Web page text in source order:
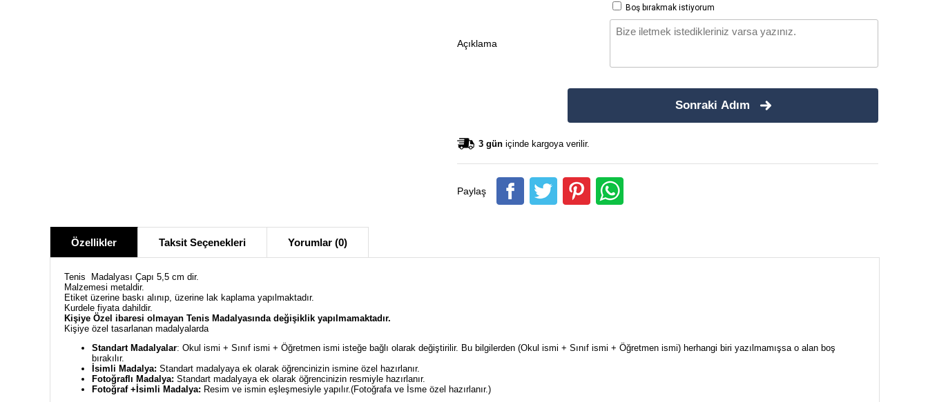
Boş bırakmak istiyorum
Açıklama
Sonraki Adım
3 gün içinde kargoya verilir.
Paylaş
Özellikler Taksit Seçenekleri Yorumlar (0)
Tenis Madalyası Çapı 5,5 cm dir.
Malzemesi metaldir.
Etiket üzerine baskı alınıp, üzerine lak kaplama yapılmaktadır.
Kurdele fiyata dahildir.
Kişiye Özel ibaresi olmayan Tenis Madalyasında değişiklik yapılmamaktadır.
Kişiye özel tasarlanan madalyalarda
Standart Madalyalar: Okul ismi + Sınıf ismi + Öğretmen ismi isteğe bağlı olarak değiştirilir. Bu bilgilerden (Okul ismi + Sınıf ismi + Öğretmen ismi) herhangi biri yazılmamışsa o alan boş
bırakılır.
İsimli Madalya: Standart madalyaya ek olarak öğrencinizin ismine özel hazırlanır.
Fotoğraflı Madalya: Standart madalyaya ek olarak öğrencinizin resmiyle hazırlanır.
Fotoğraf +İsimli Madalya: Resim ve ismin eşleşmesiyle yapılır.(Fotoğrafa ve İsme özel hazırlanır.)